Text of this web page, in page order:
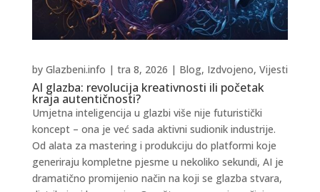
AI glazba: revolucija kreativnosti ili početak
kraja autentičnosti?
by Glazbeni.info | tra 8, 2026 | Blog, Izdvojeno, Vijesti
Umjetna inteligencija u glazbi više nije futuristički
koncept – ona je već sada aktivni sudionik industrije.
Od alata za mastering i produkciju do platformi koje
generiraju kompletne pjesme u nekoliko sekundi, AI je
dramatično promijenio način na koji se glazba stvara,